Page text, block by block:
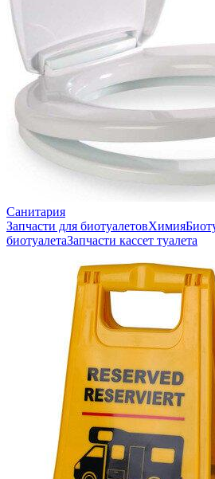
Санитария
Запчасти для биотуалетовХимия
биотуалетаЗапчасти кассет туалета